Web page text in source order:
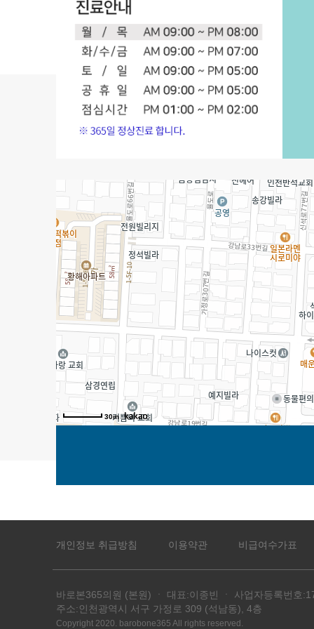
30m
개인정보 취급방침 이용약관 비급여수가표
바로본365의원 (본원) ㆍ 대표:이종빈 ㆍ 사업자등록번호
주소:인천광역시 서구 가정로 309 (석남동), 4층
Copyright 2020. barobone365 All rights reserved.